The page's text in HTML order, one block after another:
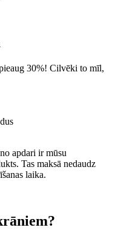
30%! Cilvēki to mīl,
apdari ir mūsu
Tas maksā nedaudz
laika.